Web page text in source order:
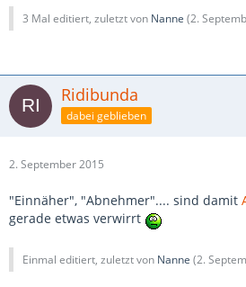
3 Mal editiert, zuletzt von Nanne (2.
Ridibunda
dabei geblieben
2. September 2015
"Einnäher", "Abnehmer".... sind damit
gerade etwas verwirrt
Einmal editiert, zuletzt von Nanne (2.